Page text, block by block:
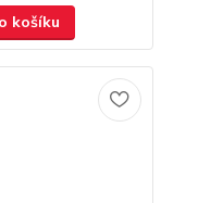
košíku